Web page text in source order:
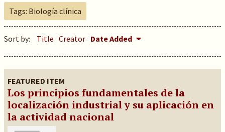
Tags: Biología clínica
Sort by: Title Creator Date Added
FEATURED ITEM
Los principios fundamentales de la
localización industrial y su aplicación en
la actividad nacional